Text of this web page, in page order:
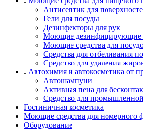
Антисептик для
Гели для посуды
Дезинфекторы для рук
Моющие дезинфицирующие
Моющие средства для
Средства для отбеливания
Средство для удаления
Автохимия и автокосметика от
Автошампуни
Активная пена для
Средство для
Гостиничная косметика
Моющие средства для номерного
Оборудование